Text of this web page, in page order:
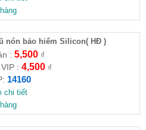
nón bảo hiểm Silicon( HĐ )
: 5,500₫
: 4,500₫
14160
chi tiết